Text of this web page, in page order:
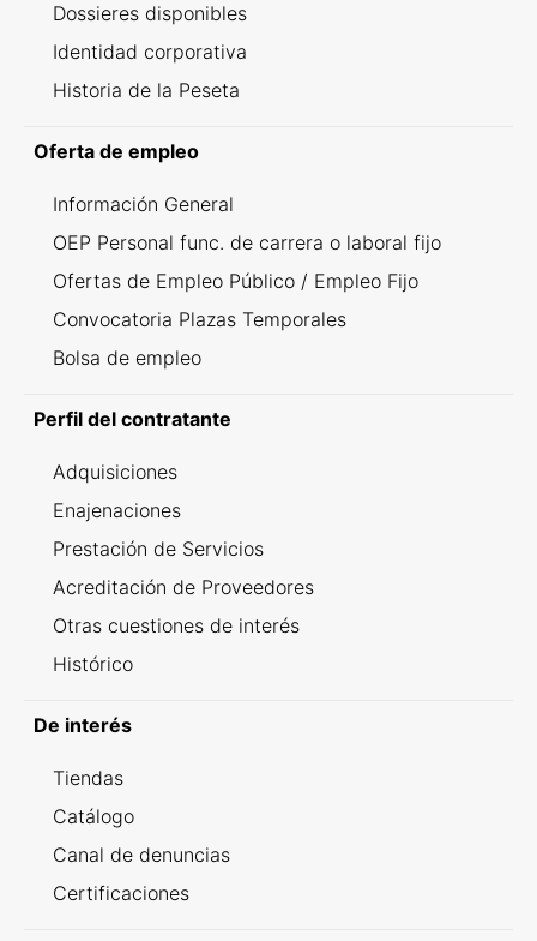
Dossieres disponibles
Identidad corporativa
Historia de la Peseta
Oferta de empleo
Información General
OEP Personal func. de carrera o laboral fijo
Ofertas de Empleo Público / Empleo Fijo
Convocatoria Plazas Temporales
Bolsa de empleo
Perfil del contratante
Adquisiciones
Enajenaciones
Prestación de Servicios
Acreditación de Proveedores
Otras cuestiones de interés
Histórico
De interés
Tiendas
Catálogo
Canal de denuncias
Certificaciones